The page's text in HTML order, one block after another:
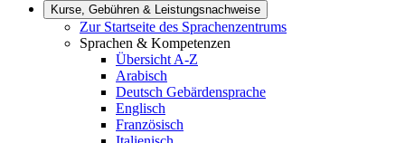
Kurse, Gebühren & Leistungsnachweise
Zur Startseite des Sprachenzentrums
Sprachen & Kompetenzen
Übersicht A-Z
Arabisch
Deutsch Gebärdensprache
Englisch
Französisch